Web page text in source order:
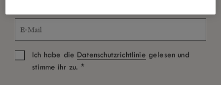
Ich habe die Datenschutzrichtlinie gelesen und
stimme ihr zu. *